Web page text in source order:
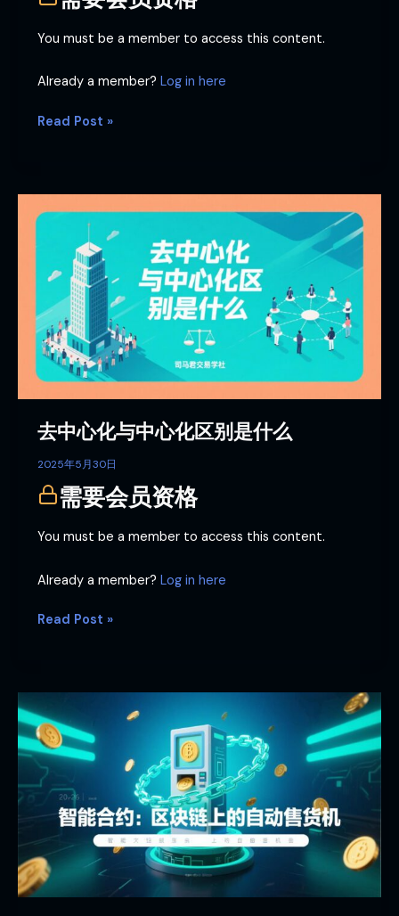
You must be a member to access this content.
Already a member? Log in here
Read Post »
去中心化与中心化区别是什么
2025年5月30日
需要会员资格
You must be a member to access this content.
Already a member? Log in here
中
与
中
心
化
区
别
什
Read Post »
能
合
约：
区
的
自